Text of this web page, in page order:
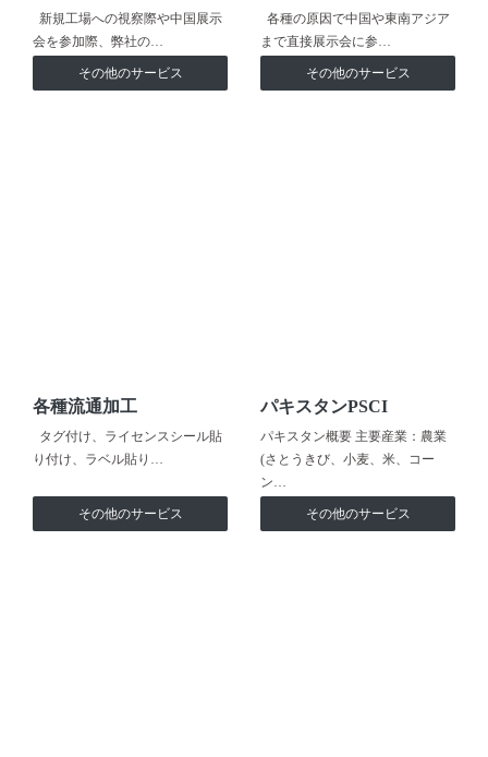
新規工場への視察際や中国展示
会を参加際、弊社の…
その他のサービス
各種の原因で中国や東南アジア
まで直接展示会に参…
その他のサービス
各種流通加工
タグ付け、ライセンスシール貼
り付け、ラベル貼り…
その他のサービス
パキスタンPSCI
パキスタン概要 主要産業：農業
(さとうきび、小麦、米、コー
ン…
その他のサービス